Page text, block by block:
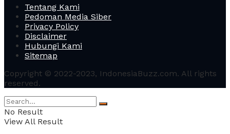
Tentang Kami
Pedoman Media Siber
Privacy Policy
Disclaimer
Hubungi Kami
Sitemap
Copyright © 2022-2023, IndonesiaBuzz.com. All rights
reserved.
No Result
View All Result